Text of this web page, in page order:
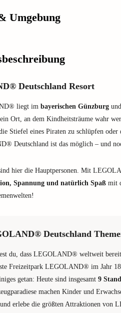
Umgebung
Deutschland Resort
liegt im bayerischen Günzburg
Ort, an dem Kindheitsträume wahr
Stiefel eines Piraten zu schlüpfen oder
Deutschland ist das möglich – und
hier die Hauptpersonen. Mit
Spannung und natürlich Spaß mit
Deutschland
du, dass LEGOLAND® weltweit
Freizeitpark LEGOLAND® im Jahr
getan: Heute sind insgesamt 9
machen Kinder und
erlebe die größten Attraktionen von